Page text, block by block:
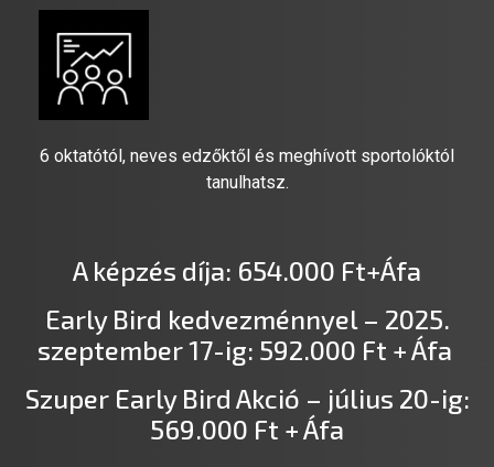
6 oktatótól, neves edzőktől és meghívott sportolóktól
tanulhatsz.
A képzés díja: 654.000 Ft+Áfa
Early Bird kedvezménnyel – 2025.
szeptember 17-ig: 592.000 Ft + Áfa
Szuper Early Bird Akció – július 20-ig:
569.000 Ft + Áfa